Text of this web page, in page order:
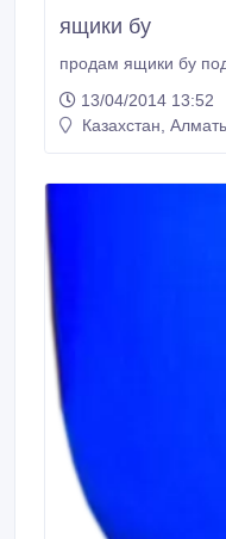
ящики бу
продам ящики бу
13/04/2014 13:52
Казахстан,